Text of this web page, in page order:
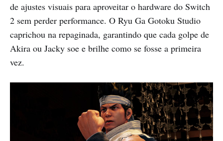
de ajustes visuais para aproveitar o hardware do Switch
2 sem perder performance. O Ryu Ga Gotoku Studio
caprichou na repaginada, garantindo que cada golpe de
Akira ou Jacky soe e brilhe como se fosse a primeira
vez.